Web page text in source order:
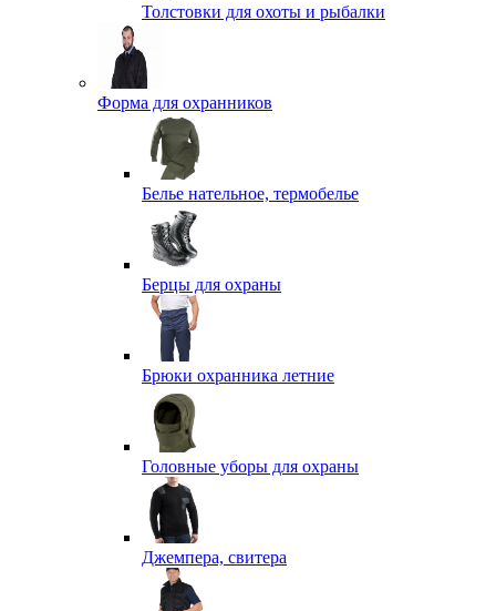
Толстовки для охоты и рыбалки
Форма для охранников
Белье нательное, термобелье
Берцы для охраны
Брюки охранника летние
Головные уборы для охраны
Джемпера, свитера